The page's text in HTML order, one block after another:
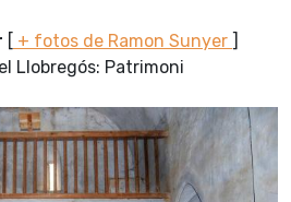
[ + fotos de Ramon Sunyer ]
Llobregós: Patrimoni